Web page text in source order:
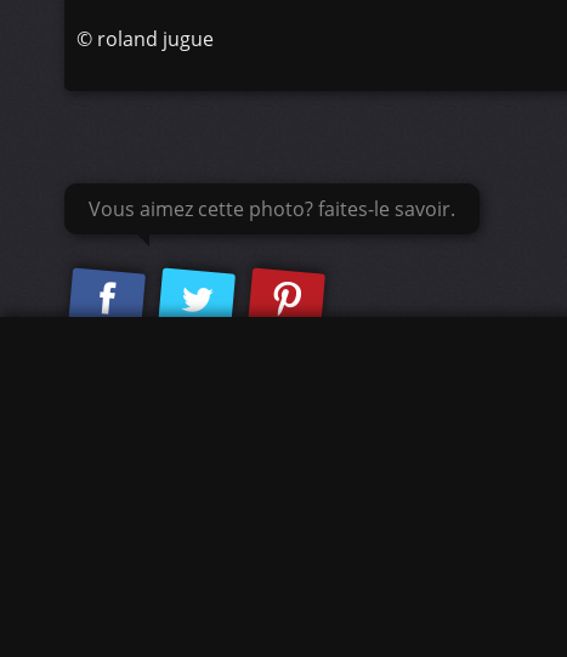
© roland jugue
Vous aimez cette photo? faites-le savoir.